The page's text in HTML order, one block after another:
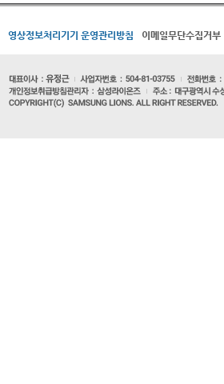
영상정보처리기기 운영관리방침 이메일무단수집거부